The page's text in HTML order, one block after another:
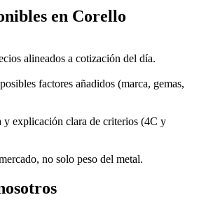
en Corello
alineados a cotización del día.
factores añadidos (marca, gemas,
y explicación clara de criterios (4C y
no solo peso del metal.